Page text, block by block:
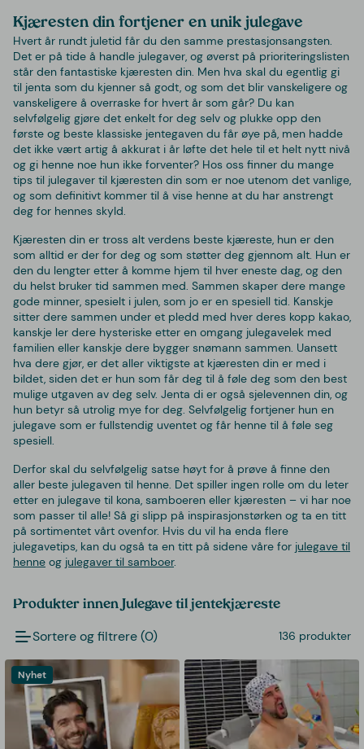
Kjæresten din fortjener en unik julegave
Hvert år rundt juletid får du den samme prestasjonsangsten.
Det er på tide å handle julegaver, og øverst på prioriteringslisten
står den fantastiske kjæresten din. Men hva skal du egentlig gi
til jenta som du kjenner så godt, og som det blir vanskeligere og
vanskeligere å overraske for hvert år som går? Du kan
selvfølgelig gjøre det enkelt for deg selv og plukke opp den
første og beste klassiske jentegaven du får øye på, men hadde
det ikke vært artig å akkurat i år løfte det hele til et helt nytt nivå
og gi henne noe hun ikke forventer? Hos oss finner du mange
tips til julegaver til kjæresten din som er noe utenom det vanlige,
og som definitivt kommer til å vise henne at du har anstrengt
deg for hennes skyld.
Kjæresten din er tross alt verdens beste kjæreste, hun er den
som alltid er der for deg og som støtter deg gjennom alt. Hun er
den du lengter etter å komme hjem til hver eneste dag, og den
du helst bruker tid sammen med. Sammen skaper dere mange
gode minner, spesielt i julen, som jo er en spesiell tid. Kanskje
sitter dere sammen under et pledd med hver deres kopp kakao,
kanskje ler dere hysteriske etter en omgang julegavelek med
familien eller kanskje dere bygger snømann sammen. Uansett
hva dere gjør, er det aller viktigste at kjæresten din er med i
bildet, siden det er hun som får deg til å føle deg som den best
mulige utgaven av deg selv. Jenta di er også sjelevennen din, og
hun betyr så utrolig mye for deg. Selvfølgelig fortjener hun en
julegave som er fullstendig uventet og får henne til å føle seg
spesiell.
Derfor skal du selvfølgelig satse høyt for å prøve å finne den
aller beste julegaven til henne. Det spiller ingen rolle om du leter
etter en julegave til kona, samboeren eller kjæresten – vi har noe
som passer til alle! Så gi slipp på inspirasjonstørken og ta en titt
på sortimentet vårt ovenfor. Hvis du vil ha enda flere
julegavetips, kan du også ta en titt på sidene våre for julegave til
henne og julegaver til samboer.
Produkter innen Julegave til jentekjæreste
Sortere og filtrere (0) 136 produkter
Nyhet